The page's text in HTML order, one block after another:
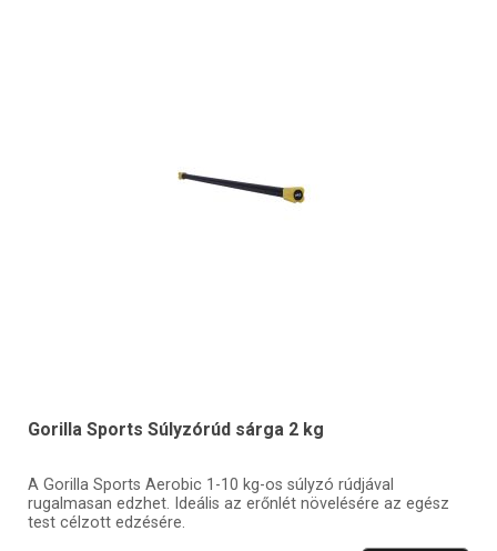
Gorilla Sports Súlyzórúd sárga 2 kg
A Gorilla Sports Aerobic 1-10 kg-os súlyzó rúdjával
rugalmasan edzhet. Ideális az erőnlét növelésére az egész
test célzott edzésére.